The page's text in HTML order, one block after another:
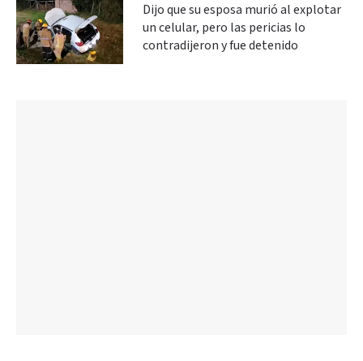
Dijo que su esposa murió al explotar
un celular, pero las pericias lo
contradijeron y fue detenido